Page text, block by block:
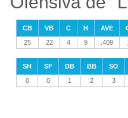
CB VB C H AVE
25
22 4 9 .409
SH SF DB BB
SO
0
0 1 2 3